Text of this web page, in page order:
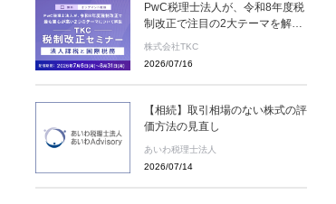
PwC税理士法人が、令和8年度税
制改正で注目の2大テーマを解説
＜無料オンデマンド配信＞TKC税
株式会社TKC
2026/07/16
【相続】取引相場のない株式の評
価方法の見直し
あいわ税理士法人
2026/07/14